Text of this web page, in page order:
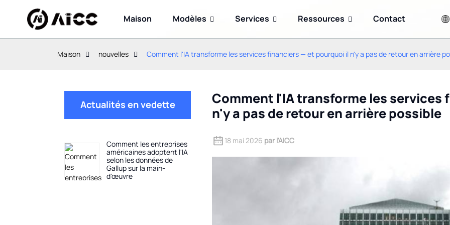
Maison Modèles Services Ressources Contact
Maison nouvelles Comment l'IA transforme les services financiers — et pourquoi il n'y a pas de retour en arrière
Actualités en vedette
Comment les entreprises
américaines adoptent l'IA
selon les données de
Gallup sur la main-
d'œuvre
Comment obtenir
Comment l'IA transforme les
n'y a pas de retour en arrière possible
18 mai 2026 par l'AICC